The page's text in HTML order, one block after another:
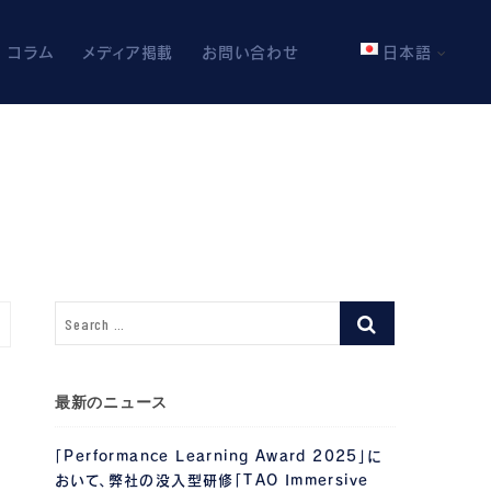
コラム メディア掲載 お問い合わせ 日本語
最新のニュース
「Performance Learning Award 2025」に
おいて、弊社の没入型研修「TAO Immersive